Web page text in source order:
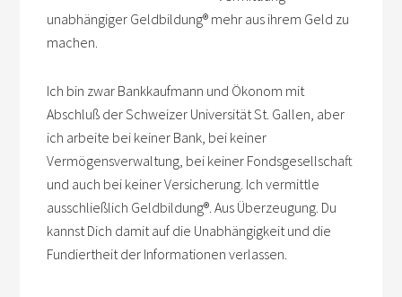
unabhängiger Geldbildung® mehr aus ihrem Geld zu
machen.
Ich bin zwar Bankkaufmann und Ökonom mit
Abschluß der Schweizer Universität St. Gallen, aber
ich arbeite bei keiner Bank, bei keiner
Vermögensverwaltung, bei keiner Fondsgesellschaft
und auch bei keiner Versicherung. Ich vermittle
ausschließlich Geldbildung®. Aus Überzeugung. Du
kannst Dich damit auf die Unabhängigkeit und die
Fundiertheit der Informationen verlassen.